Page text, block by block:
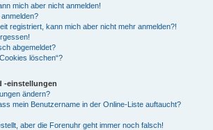
mich aber nicht anmelden!
registriert, kann mich aber nicht mehr anmelden?!
abgemeldet?
löschen“?
-einstellungen
ändern?
mein Benutzername in der Online-Liste auftaucht?
aber die Forenuhr geht immer noch falsch!